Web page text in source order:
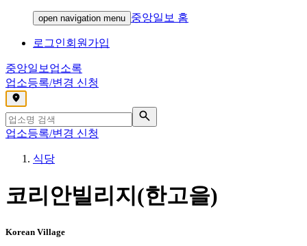
open navigation menu 중앙일보 홈
로그인회원가입
중앙일보 업소록
업소등록/변경 신청
,
업소등록/변경 신청
식당
코리안빌리지(한고을)
Korean Village